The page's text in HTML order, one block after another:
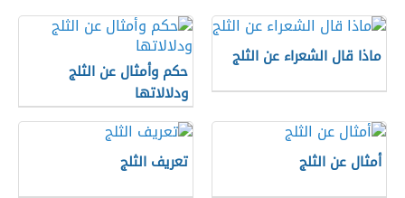
ماذا قال الشعراء عن الثلج
حكم وأمثال عن الثلج
ودلالاتها
أمثال عن الثلج تعريف الثلج